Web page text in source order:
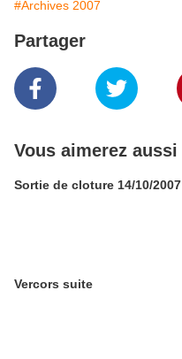
#Archives 2007
Partager
Vous aimerez aussi
Sortie de cloture 14/10/2007
Vercors suite